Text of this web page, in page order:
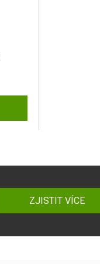
ZJISTIT VÍCE